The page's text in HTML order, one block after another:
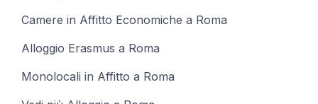
Camere in Affitto Economiche a Roma
Alloggio Erasmus a Roma
Monolocali in Affitto a Roma